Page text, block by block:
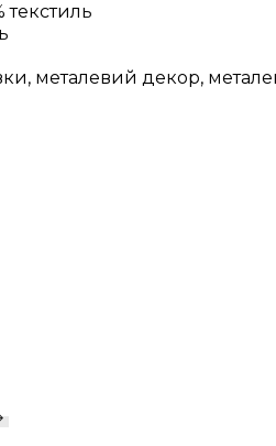
текстиль
металевий декор,